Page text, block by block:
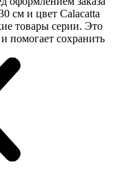
см и цвет Calacatta
товары серии. Это
помогает сохранить